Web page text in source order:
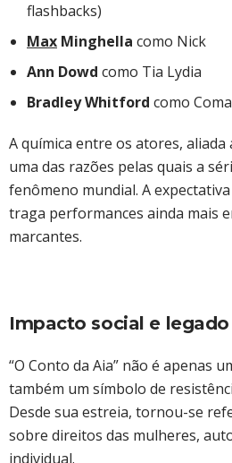
flashbacks)
Max Minghella como Nick
Ann Dowd como Tia Lydia
Bradley Whitford como
A química entre os atores,
uma das razões pelas quais a
fenômeno mundial. A
traga performances ainda mais
marcantes.
Impacto social e legado
“O Conto da Aia” não é apenas
também um símbolo de
Desde sua estreia, tornou-se
sobre direitos das mulheres,
individual.